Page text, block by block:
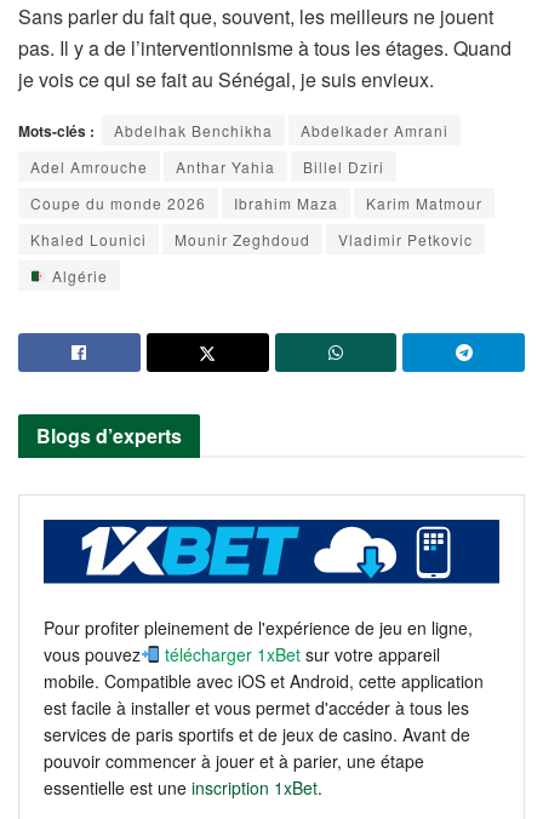
Sans parler du fait que, souvent, les meilleurs ne jouent
pas. Il y a de l’interventionnisme à tous les étages. Quand
je vois ce qui se fait au Sénégal, je suis envieux.
Mots-clés : Abdelhak Benchikha
Abdelkader Amrani
Adel Amrouche
Anthar Yahia
Billel Dziri
Coupe du monde 2026
Ibrahim Maza
Karim Matmour
Khaled Lounici
Mounir Zeghdoud
Vladimir Petkovic
Algérie
Blogs d’experts
Pour profiter pleinement de l'expérience de jeu en ligne,
vous pouvez
télécharger 1xBet sur votre appareil
mobile. Compatible avec iOS et Android, cette application
est facile à installer et vous permet d'accéder à tous les
services de paris sportifs et de jeux de casino. Avant de
pouvoir commencer à jouer et à parier, une étape
essentielle est une inscription 1xBet.